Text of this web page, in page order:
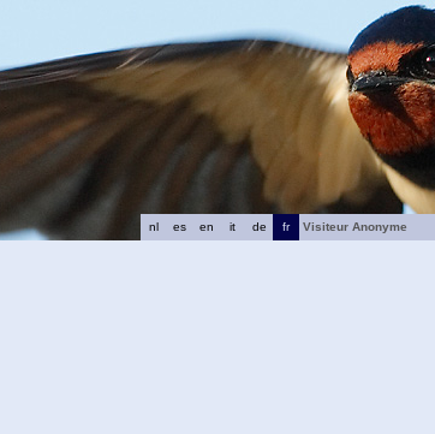
fr
de
it
en
es
nl
Visiteur Anonyme